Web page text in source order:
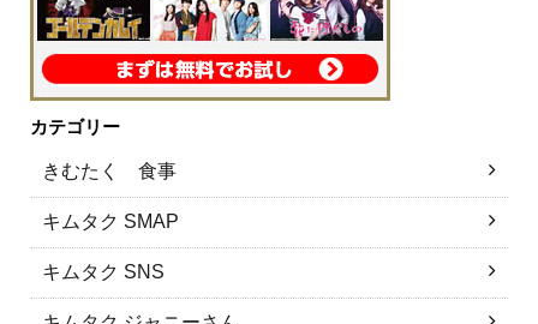
カテゴリー
きむたく 食事
キムタク SMAP
キムタク SNS